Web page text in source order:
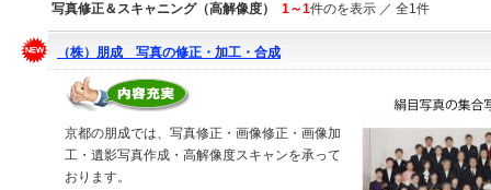
写真修正＆スキャニング（高解像度） 1～1件のを表示 ／ 全1件
（株）朋成 写真の修正・加工・合成
京都の朋成では、写真修正・画像修正・画像加
工・遺影写真作成・高解像度スキャンを承って
おります。